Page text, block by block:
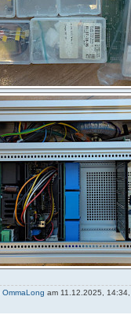
OmmaLong am 11.12.2025,